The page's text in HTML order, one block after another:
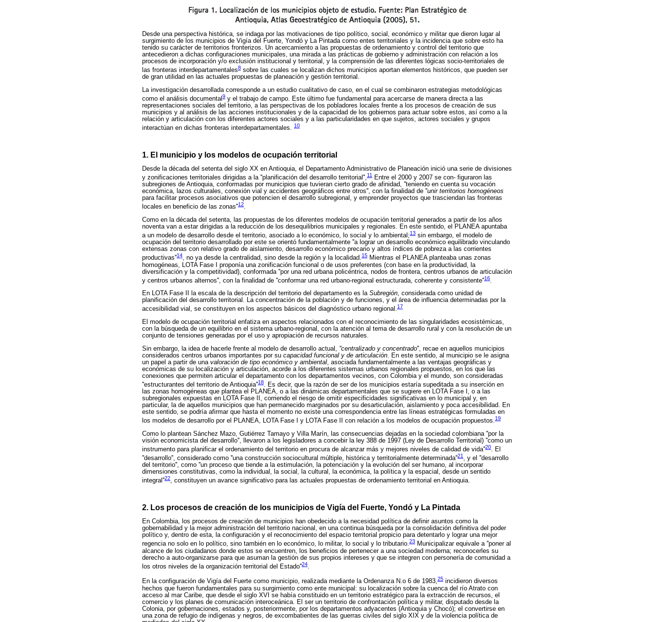
Desde una perspectiva histórica, se indaga por las motivaciones de tipo político, social, económico y militar que dieron lugar al
surgimiento de los municipios de Vigía del Fuerte, Yondó y La Pintada como entes territoriales y la incidencia que sobre esto ha
tenido su carácter de territorios fronterizos. Un acercamiento a las propuestas de ordenamiento y control del territorio que
antecedieron a dichas configuraciones municipales, una mirada a las prácticas de gobierno y administración con relación a los
procesos de incorporación y/o exclusión institucional y territorial, y la comprensión de las diferentes lógicas socio-territoriales de
las fronteras interdepartamentales8 sobre las cuales se localizan dichos municipios aportan elementos históricos, que pueden ser
de gran utilidad en las actuales propuestas de planeación y gestión territorial.
La investigación desarrollada corresponde a un estudio cualitativo de caso, en el cual se combinaron estrategias metodológicas
como el análisis documental9 y el trabajo de campo. Este último fue fundamental para acercarse de manera directa a las
representaciones sociales del territorio, a las perspectivas de los pobladores locales frente a los procesos de creación de sus
municipios y al análisis de las acciones institucionales y de la capacidad de los gobiernos para actuar sobre estos, así como a la
relación y articulación con los diferentes actores sociales y a las particularidades en que sujetos, actores sociales y grupos
interactúan en dichas fronteras interdepartamentales. 10
1. El municipio y los modelos de ocupación territorial
Desde la década del setenta del siglo XX en Antioquia, el Departamento Administrativo de Planeación inició una serie de divisiones
y zonificaciones territoriales dirigidas a la ''planificación del desarrollo territorial'',11
Entre el 2000 y 2007 se con- figuraron las
subregiones de Antioquia, conformadas por municipios que tuvieran cierto grado de afinidad, ''teniendo en cuenta su vocación
económica, lazos culturales, conexión vial y accidentes geográficos entre otros'', con la finalidad de ''unir territorios homogéneos
para facilitar procesos asociativos que potencien el desarrollo subregional, y emprender proyectos que trasciendan las fronteras
locales en beneficio de las zonas''12.
Como en la década del setenta, las propuestas de los diferentes modelos de ocupación territorial generados a partir de los años
noventa van a estar dirigidas a la reducción de los desequilibrios municipales y regionales. En este sentido, el PLANEA apuntaba
a un modelo de desarrollo desde el territorio, asociado a lo económico, lo social y lo ambiental;13 sin embargo, el modelo de
ocupación del territorio desarrollado por este se orientó fundamentalmente ''a lograr un desarrollo económico equilibrado vinculando
extensas zonas con relativo grado de aislamiento, desarrollo económico precario y altos índices de pobreza a las corrientes
productivas''14, no ya desde la centralidad, sino desde la región y la localidad.15 Mientras el PLANEA planteaba unas zonas
homogéneas, LOTA Fase I proponía una zonificación funcional o de usos preferentes (con base en la productividad, la
diversificación y la competitividad), conformada ''por una red urbana policéntrica, nodos de frontera, centros urbanos de articulación
y centros urbanos alternos'', con la finalidad de ''conformar una red urbano-regional estructurada, coherente y consistente''16.
En LOTA Fase II la escala de la descripción del territorio del departamento es la Subregión, considerada como unidad de
planificación del desarrollo territorial. La concentración de la población y de funciones, y el área de influencia determinadas por la
accesibilidad vial, se constituyen en los aspectos básicos del diagnóstico urbano regional.17
El modelo de ocupación territorial enfatiza en aspectos relacionados con el reconocimiento de las singularidades ecosistémicas,
con la búsqueda de un equilibrio en el sistema urbano-regional, con la atención al tema de desarrollo rural y con la resolución de un
conjunto de tensiones generadas por el uso y apropiación de recursos naturales.
Sin embargo, la idea de hacerle frente al modelo de desarrollo actual, ''centralizado y concentrado'', recae en aquellos municipios
considerados centros urbanos importantes por su capacidad funcional y de articulación. En este sentido, al municipio se le asigna
un papel a partir de una valoración de tipo económico y ambiental, asociada fundamentalmente a las ventajas geográficas y
económicas de su localización y articulación, acorde a los diferentes sistemas urbanos regionales propuestos, en los que las
conexiones que permiten articular el departamento con los departamentos vecinos, con Colombia y el mundo, son consideradas
''estructurantes del territorio de Antioquia''18. Es decir, que la razón de ser de los municipios estaría supeditada a su inserción en
las zonas homogéneas que plantea el PLANEA, o a las dinámicas departamentales que se sugiere en LOTA Fase I, o a las
subregionales expuestas en LOTA Fase II, corriendo el riesgo de omitir especificidades significativas en lo municipal y, en
particular, la de aquellos municipios que han permanecido marginados por su desarticulación, aislamiento y poca accesibilidad. En
este sentido, se podría afirmar que hasta el momento no existe una correspondencia entre las líneas estratégicas formuladas en
los modelos de desarrollo por el PLANEA, LOTA Fase I y LOTA Fase II con relación a los modelos de ocupación propuestos.19
Como lo plantean Sánchez Mazo, Gutiérrez Tamayo y Villa Marín, las consecuencias dejadas en la sociedad colombiana ''por la
visión economicista del desarrollo'', llevaron a los legisladores a concebir la ley 388 de 1997 (Ley de Desarrollo Territorial) ''como un
instrumento para planificar el ordenamiento del territorio en procura de alcanzar más y mejores niveles de calidad de vida''20. El
''desarrollo'', considerado como ''una construcción sociocultural múltiple, histórica y territorialmente determinada''21 , y el ''desarrollo
del territorio'', como ''un proceso que tiende a la estimulación, la potenciación y la evolución del ser humano, al incorporar
dimensiones constitutivas, como la individual, la social, la cultural, la económica, la política y la espacial, desde un sentido
integral''22, constituyen un avance significativo para las actuales propuestas de ordenamiento territorial en Antioquia.
2. Los procesos de creación de los municipios de Vigía del Fuerte, Yondó y La Pintada
En Colombia, los procesos de creación de municipios han obedecido a la necesidad política de definir asuntos como la
gobernabilidad y la mejor administración del territorio nacional, en una continua búsqueda por la consolidación definitiva del poder
político y, dentro de esta, la configuración y el reconocimiento del espacio territorial propicio para detentarlo y lograr una mejor
regencia no solo en lo político, sino también en lo económico, lo militar, lo social y lo tributario.23 Municipalizar equivale a ''poner al
alcance de los ciudadanos donde estos se encuentren, los beneficios de pertenecer a una sociedad moderna; reconocerles su
derecho a auto-organizarse para que asuman la gestión de sus propios intereses y que se integren con personería de comunidad a
los otros niveles de la organización territorial del Estado''24
En la configuración de Vigía del Fuerte como municipio, realizada mediante la Ordenanza N.o 6 de 1983,25 incidieron diversos
hechos que fueron fundamentales para su surgimiento como ente municipal: su localización sobre la cuenca del río Atrato con
acceso al mar Caribe, que desde el siglo XVI se había constituido en un territorio estratégico para la extracción de recursos, el
comercio y los planes de comunicación interoceánica. El ser un territorio de confrontación política y militar, disputado desde la
Colonia, por gobernaciones, estados y, posteriormente, por los departamentos adyacentes (Antioquia y Chocó); el convertirse en
una zona de refugio de indígenas y negros, de excombatientes de las guerras civiles del siglo XIX y de la violencia política de